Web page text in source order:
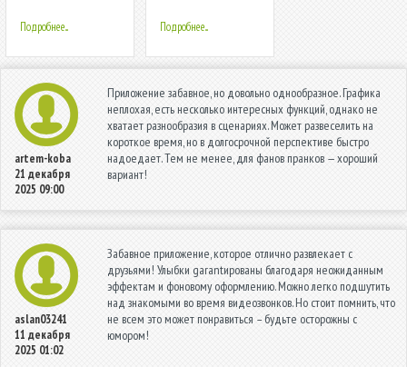
Подробнее...
back
Подробнее...
artem-koba
21 декабря
2025 09:00
Приложение забавное, но довольно однообразное. Графика
неплохая, есть несколько интересных функций, однако не
хватает разнообразия в сценариях. Может развеселить на
короткое время, но в долгосрочной перспективе быстро
надоедает. Тем не менее, для фанов пранков — хороший
вариант!
aslan03241
11 декабря
2025 01:02
Забавное приложение, которое отлично развлекает с
друзьями! Улыбки garantированы благодаря неожиданным
эффектам и фоновому оформлению. Можно легко подшутить
над знакомыми во время видеозвонков. Но стоит помнить, что
не всем это может понравиться – будьте осторожны с
юмором!